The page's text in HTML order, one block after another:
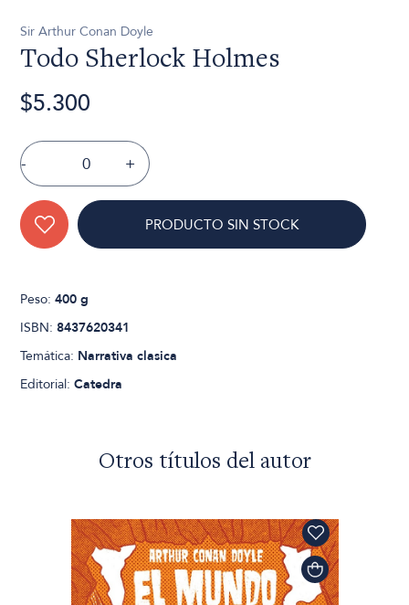
Sir Arthur Conan Doyle
Todo Sherlock Holmes
$5.300
- +
PRODUCTO SIN STOCK
Peso:400 g
ISBN:8437620341
Temática: Narrativa clasica
Editorial:Catedra
Otros títulos del autor